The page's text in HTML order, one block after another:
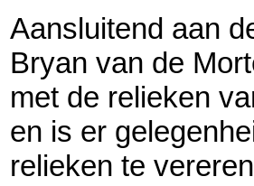
Aansluitend aan
Bryan van de
met de relieken
en is er
relieken te